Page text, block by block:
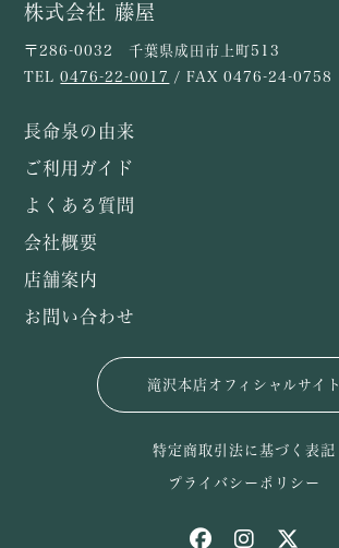
株式会社 藤屋
〒286-0032 千葉県成田市上町513
TEL0476-22-0017 / FAX 0476-24-0758
長命泉の由来
ご利用ガイド
よくある質問
会社概要
店舗案内
お問い合わせ
滝沢本店オフィシャルサイト
特定商取引法に基づく表記
プライバシーポリシー